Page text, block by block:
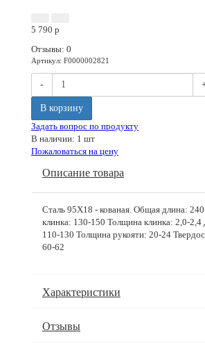
5 790 p
Отзывы: 0
Артикул: F0000002821
-
В корзину
Задать вопрос по продукту
В наличии: 1 шт
Пожаловаться на цену
Описание товара
Сталь 95Х18 - кованая. Общая длина:
клинка: 130-150 Толщина клинка: 2,0-2,4
110-130 Толщина рукояти: 20-24
60-62
Характеристики
Отзывы